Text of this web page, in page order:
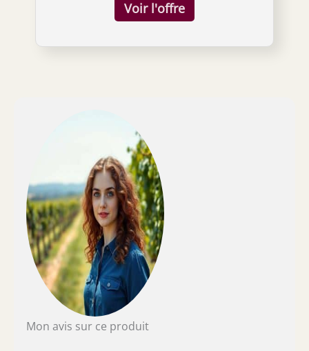
couleur du vin. 【Fabrication artisanale】:
verre à bord coupé à froid (sans lèvre), plus
avec l'effet de suspension. Bol conique, tige
fine et longue, base lisse, proportion globale
harmonieuse, 450 ml, hauteur : 223 mm,
calibre : 67 mm, diamètre : 97,2 mm
【Occasions applicables】: que ce soit pour
une utilisation quotidienne à la maison, à
l'hôtel, au bar, ou lors d’un mariage,
anniversaire, Noël, la fête des mères, la fête
des pères, la Saint-Valentin, une pendaison
de crémaillère, une commémoration,
Thanksgiving, un cadeau de nouvel an, c’est
un bon choix. 【Achat facile】-
Mon avis sur ce produit